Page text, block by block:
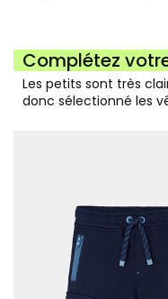
Complétez
Les petits sont très
donc sélectionné les